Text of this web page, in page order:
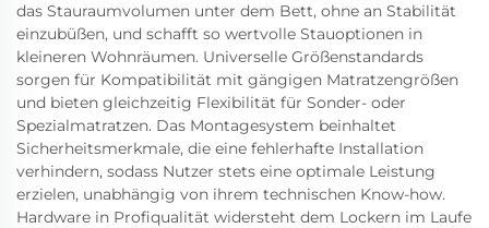
das Stauraumvolumen unter dem Bett, ohne an Stabilität
einzubüßen, und schafft so wertvolle Stauoptionen in
kleineren Wohnräumen. Universelle Größenstandards
sorgen für Kompatibilität mit gängigen Matratzengrößen
und bieten gleichzeitig Flexibilität für Sonder- oder
Spezialmatratzen. Das Montagesystem beinhaltet
Sicherheitsmerkmale, die eine fehlerhafte Installation
verhindern, sodass Nutzer stets eine optimale Leistung
erzielen, unabhängig von ihrem technischen Know-how.
Hardware in Profiqualität widersteht dem Lockern im Laufe